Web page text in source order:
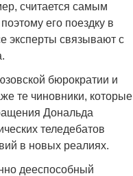
считается самым
его поездку в
эксперты связывают с
бюрократии и
те чиновники, которые
Дональда
теледебатов
в новых реалиях.
дееспособный